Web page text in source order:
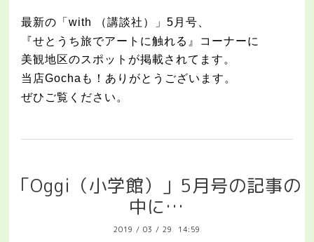
最新の「with （講談社）」5月号、
『せとうち旅でアートに触れる』コーナーに
美観地区のスポットが掲載されてます。
当店Gochaも！ありがとうございます。
ぜひご覧ください。
「Oggi（小学館）」5月号の記事の
中に…
2019 / 03 / 29 14:59